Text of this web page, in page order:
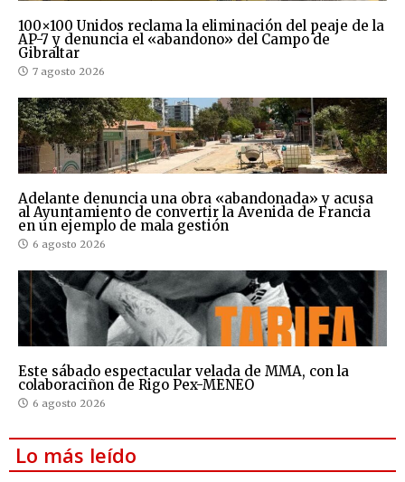
100×100 Unidos reclama la eliminación del peaje de la
AP-7 y denuncia el «abandono» del Campo de
Gibraltar
7 agosto 2026
Adelante denuncia una obra «abandonada» y acusa
al Ayuntamiento de convertir la Avenida de Francia
en un ejemplo de mala gestión
6 agosto 2026
Este sábado espectacular velada de MMA, con la
colaboraciñon de Rigo Pex-MENEO
6 agosto 2026
Lo más leído